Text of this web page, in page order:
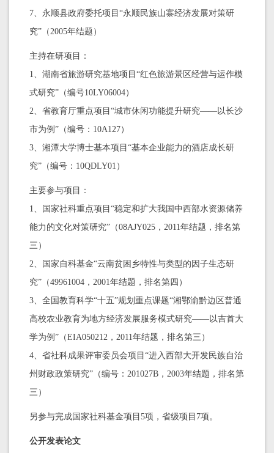
7、永顺县政府委托项目“永顺民族山寨经济发展对策研
究”（2005年结题）
主持在研项目：
1、湖南省旅游研究基地项目“红色旅游景区经营与运作模
式研究”（编号10LY06004）
2、省教育厅重点项目“城市休闲功能提升研究——以长沙
市为例”（编号：10A127）
3、湘潭大学博士基本项目“基本企业能力的酒店成长研
究”（编号：10QDLY01）
主要参与项目：
1、国家社科重点项目“稳定和扩大我国中西部水资源储养
能力的文化对策研究”（08AJY025，2011年结题，排名第
三）
2、国家自科基金“云南贫困乡特性与类型的因子生态研
究”（49961004，2001年结题，排名第四）
3、全国教育科学“十五”规划重点课题“湘鄂渝黔边区普通
高校农业教育为地方经济发展服务模式研究——以吉首大
学为例”（EIA050212，2011年结题，排名第三）
4、省社科成果评审委员会项目“进入西部大开发民族自治
州财政政策研究”（编号：201027B，2003年结题，排名第
三）
另参与完成国家社科基金项目5项，省级项目7项。
公开发表论文